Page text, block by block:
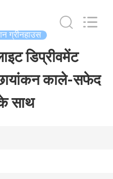
ग्रीनहाउस
डिप्रीवमेंट
काले-सफेद
साथ